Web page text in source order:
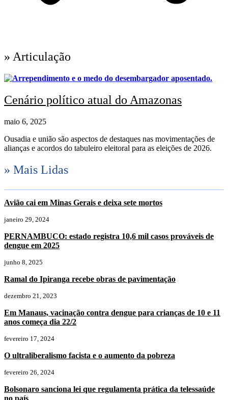
» Articulação
Cenário político atual do Amazonas
maio 6, 2025
Ousadia e união são aspectos de destaques nas movimentações de
alianças e acordos do tabuleiro eleitoral para as eleições de 2026.
» Mais Lidas
Avião cai em Minas Gerais e deixa sete mortos
janeiro 29, 2024
PERNAMBUCO: estado registra 10,6 mil casos prováveis de
dengue em 2025
junho 8, 2025
Ramal do Ipiranga recebe obras de pavimentação
dezembro 21, 2023
Em Manaus, vacinação contra dengue para crianças de 10 e 11
anos começa dia 22/2
fevereiro 17, 2024
O ultraliberalismo facista e o aumento da pobreza
fevereiro 26, 2024
Bolsonaro sanciona lei que regulamenta prática da telessaúde
no país